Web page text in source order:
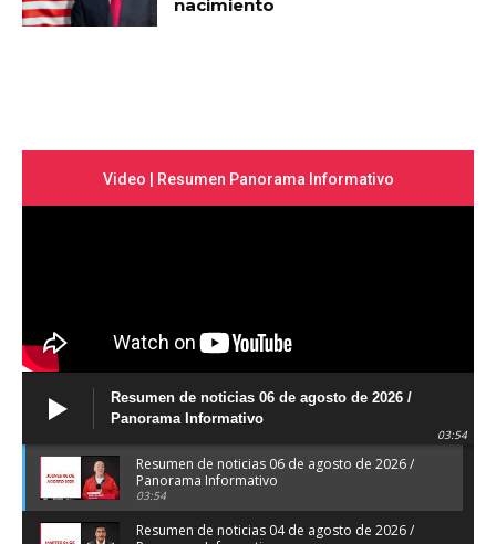
nacimiento
Video | Resumen Panorama Informativo
Resumen de noticias 06 de agosto de 2026 /
Panorama Informativo
03:54
Resumen de noticias 06 de agosto de 2026 /
Panorama Informativo
03:54
Resumen de noticias 04 de agosto de 2026 /